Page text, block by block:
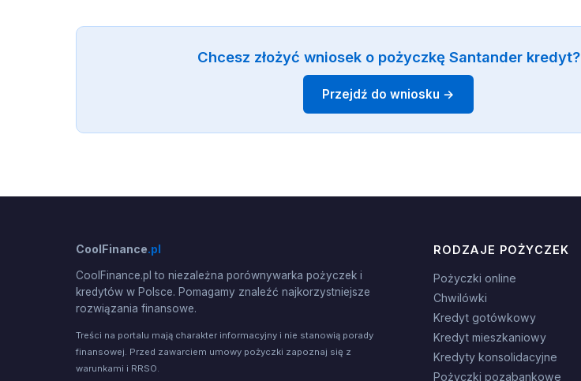
Chcesz złożyć wniosek o pożyczkę Santander kredyt?
Przejdź do wniosku →
CoolFinance.pl
CoolFinance.pl to niezależna porównywarka pożyczek i
kredytów w Polsce. Pomagamy znaleźć najkorzystniejsze
rozwiązania finansowe.
Treści na portalu mają charakter informacyjny i nie stanowią porady
finansowej. Przed zawarciem umowy pożyczki zapoznaj się z
warunkami i RRSO.
RODZAJE POŻYCZEK
Pożyczki online
Chwilówki
Kredyt gotówkowy
Kredyt mieszkaniowy
Kredyty konsolidacyjne
Pożyczki pozabankowe